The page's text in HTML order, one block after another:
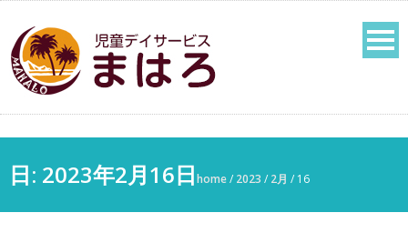
日: 2023年2月16日home/ 2023 / 2月 / 16